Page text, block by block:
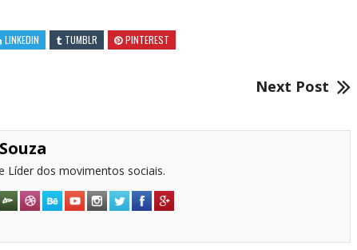
LINKEDIN TUMBLR PINTEREST
Next Post
Líder dos movimentos sociais.